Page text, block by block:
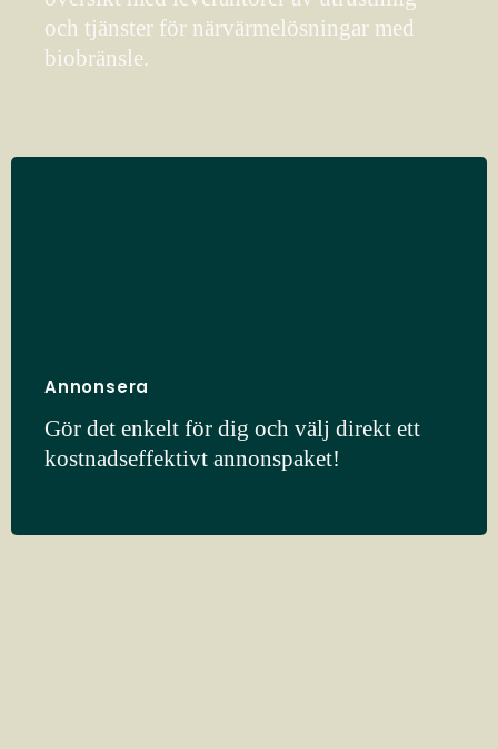
och tjänster för närvärmelösningar med
biobränsle.
Annonsera
Gör det enkelt för dig och välj direkt ett
kostnadseffektivt annonspaket!